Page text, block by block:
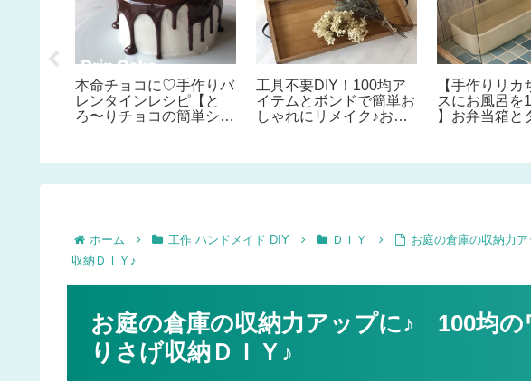
本命チョコに♡手作りバ
レンタインレシピ【と
ろ〜りチョコの簡単ショ
例も♪
工具不要DIY！100均ア
イテムとボンドで簡単お
しゃれにリメイク♪おす
引き出し】【木製ティッ
【手作りリカ
スにお風呂を
】お弁当箱と
作りリカち
ホーム 工作 ハンドメイド DIY ＤＩＹ
お庭の倉庫の収納力
収納ＤＩＹ♪
お庭の倉庫の収納力アップに♪ 100均
りさげ収納ＤＩＹ♪